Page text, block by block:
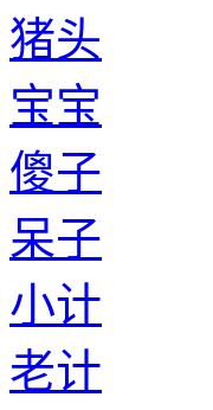
猪头
宝宝
傻子
呆子
小计
老计